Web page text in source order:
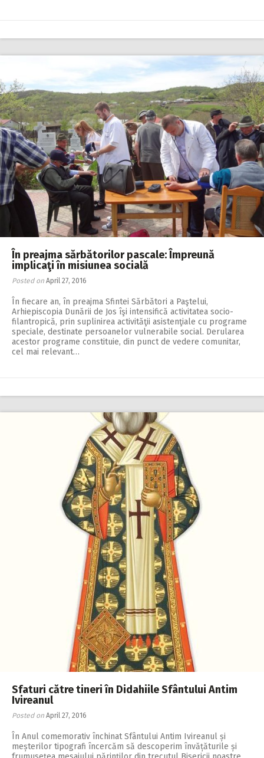
În preajma sărbătorilor pascale: Împreună
implicaţi în misiunea socială
Posted on April 27, 2016
În fiecare an, în preajma Sfintei Sărbători a Paştelui,
Arhiepiscopia Dunării de Jos îşi intensifică activitatea so­cio-
filantropică, prin suplinirea ac­tivităţii asistenţiale cu programe
speciale, destinate persoanelor vul­ne­rabile social. Derularea
acestor programe constituie, din punct de vedere comunitar,
cel mai relevant…
Sfaturi către tineri în Didahiile Sfântului Antim
Ivireanul
Posted on April 27, 2016
În Anul comemorativ închinat Sfântului Antim Ivireanul și
meșterilor tipografi încercăm să descoperim învățăturile și